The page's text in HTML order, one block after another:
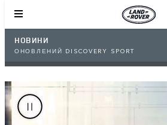
НОВИНИ
ОНОВЛЕНИЙ DISCOVERY SPORT